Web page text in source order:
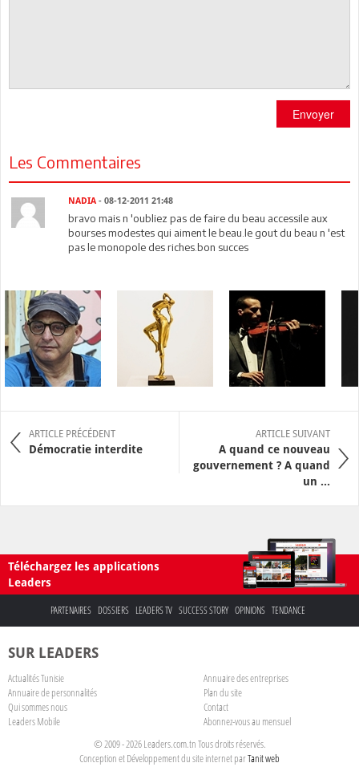
Envoyer
Les Commentaires
NADIA - 08-12-2011 21:48
bravo mais n 'oubliez pas de faire du beau accessile aux
bourses modestes qui aiment le beau.le gout du beau n 'est
pas le monopole des riches.bon succes
ARTICLE PRÉCÉDENT
Démocratie interdite
ARTICLE SUIVANT
A quand ce nouveau
gouvernement ? A quand
un ...
Téléchargez les applications
Leaders
PARTENAIRES DOSSIERS LEADERS TV SUCCESS STORY OPINIONS TENDANCE
SUR LEADERS
Actualités Tunisie
Annuaire des entreprises
Annuaire de personnalités
Plan du site
Qui sommes nous
Contact
Leaders Mobile
Abonnez-vous au mensuel
© 2009 - 2026 Leaders.com.tn Tous droits réservés.
Conception et Développement du site internet parTanit web